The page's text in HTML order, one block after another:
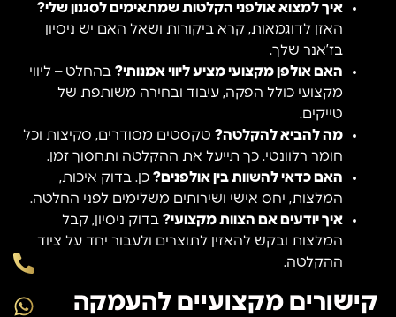
איך למצוא אולפני הקלטות שמתאימים לסגנון שלי?
האזן לדוגמאות, קרא ביקורות ושאל האם יש ניסיון
בז’אנר שלך.
האם אולפן מקצועי מציע ליווי אמנותי? בהחלט – ליווי
מקצועי כולל הפקה, עיבוד ובחירה משותפת של
טייקים.
מה להביא להקלטה? טקסטים מסודרים, סקיצות וכל
חומר רלוונטי. כך תייעל את ההקלטה ותחסוך זמן.
האם כדאי להשוות בין אולפנים? כן. בדוק איכות,
המלצות, יחס אישי ושירותים משלימים לפני החלטה.
איך יודעים אם הצוות מקצועי? בדוק ניסיון, קבל
המלצות ובקש להאזין לתוצרים ולעבור יחד על ציוד
ההקלטה.
קישורים מקצועיים להעמקה